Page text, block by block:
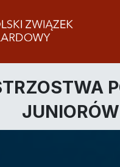
JUNIORÓW